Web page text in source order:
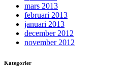
mars 2013
februari 2013
januari 2013
december 2012
november 2012
Kategorier